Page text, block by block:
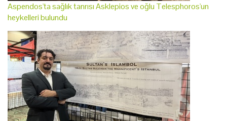
Aspendos'ta sağlık tanrısı Asklepios ve oğlu Telesphoros'un
heykelleri bulundu